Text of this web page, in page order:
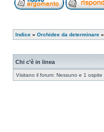
Indice » Orchidee da determinare »
Chi c’è in linea
Visitano il forum: Nessuno e 1 ospite